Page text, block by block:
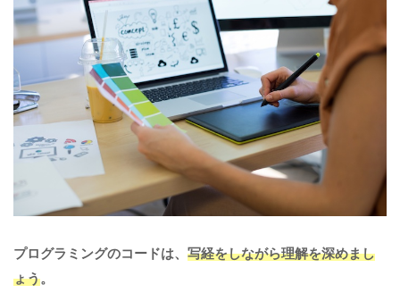
プログラミングのコードは、 写経をしながら理解を深めまし
ょう。